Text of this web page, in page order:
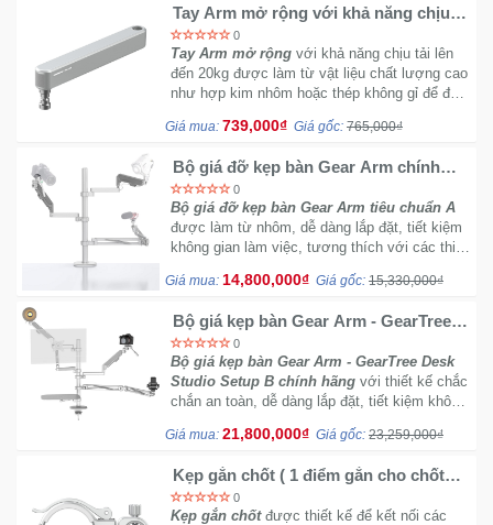
Tay Arm mở rộng với khả năng chịu
tải lên đến 20kg
0
Tay Arm mở rộng với khả năng chịu tải lên
đến 20kg được làm từ vật liệu chất lượng cao
như hợp kim nhôm hoặc thép không gỉ để đảm
dụng.
Giá mua: 739,000₫ Giá gốc: 765,000₫
Bộ giá đỡ kẹp bàn Gear Arm chính
hãng - GearTree Desk Studio Setup A
0
Bộ giá đỡ kẹp bàn Gear Arm tiêu chuẩn A
được làm từ nhôm, dễ dàng lắp đặt, tiết kiệm
không gian làm việc, tương thích với các thiết
cao cho máy quay phim, ống kính, màn hình
Giá mua: 14,800,000₫ Giá gốc: 15,330,000₫
Bộ giá kẹp bàn Gear Arm - GearTree
Desk Studio Setup B chính hãng
0
Bộ giá kẹp bàn Gear Arm - GearTree Desk
Studio Setup B chính hãng với thiết kế chắc
chắn an toàn, dễ dàng lắp đặt, tiết kiệm không
tạo đam mê của mình.
Giá mua: 21,800,000₫ Giá gốc: 23,259,000₫
Kẹp gắn chốt ( 1 điểm gắn cho chốt
15.8mm)0
Kẹp gắn chốtđược thiết kế để kết nối các